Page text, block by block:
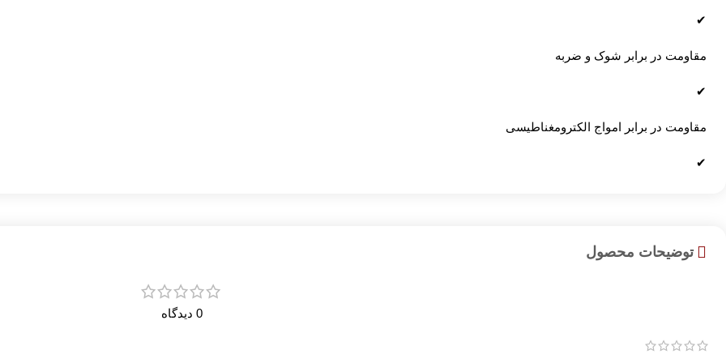
✔
مقاومت در برابر شوک و ضربه
✔
مقاومت در برابر امواج الکترومغناطیسی
✔
توضیحات محصول
0 دیدگاه